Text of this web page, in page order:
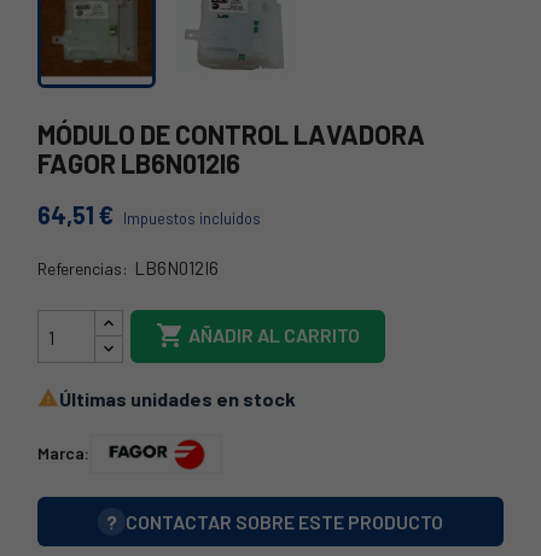
MÓDULO DE CONTROL LAVADORA
FAGOR LB6N012I6
64,51 € Impuestos incluidos
Referencias: LB6N012I6
68FA0038
 AÑADIR AL CARRITO
Últimas unidades en stock
Marca:
? CONTACTAR SOBRE ESTE PRODUCTO